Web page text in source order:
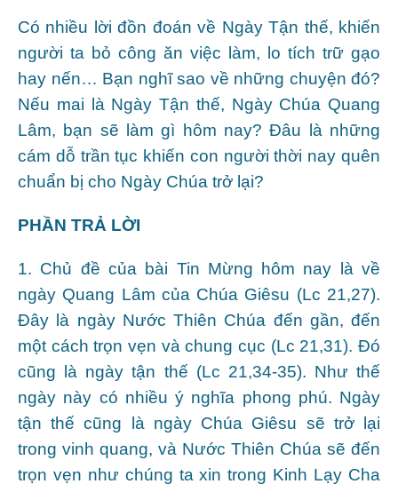
Có nhiều lời đồn đoán về Ngày Tận thế, khiến
người ta bỏ công ăn việc làm, lo tích trữ gạo
hay nến… Bạn nghĩ sao về những chuyện đó?
Nếu mai là Ngày Tận thế, Ngày Chúa Quang
Lâm, bạn sẽ làm gì hôm nay? Đâu là những
cám dỗ trần tục khiến con người thời nay quên
chuẩn bị cho Ngày Chúa trở lại?
PHẦN TRẢ LỜI
1. Chủ đề của bài Tin Mừng hôm nay là về
ngày Quang Lâm của Chúa Giêsu (Lc 21,27).
Đây là ngày Nước Thiên Chúa đến gần, đến
một cách trọn vẹn và chung cục (Lc 21,31). Đó
cũng là ngày tận thế (Lc 21,34-35). Như thế
ngày này có nhiều ý nghĩa phong phú. Ngày
tận thế cũng là ngày Chúa Giêsu sẽ trở lại
trong vinh quang, và Nước Thiên Chúa sẽ đến
trọn vẹn như chúng ta xin trong Kinh Lạy Cha